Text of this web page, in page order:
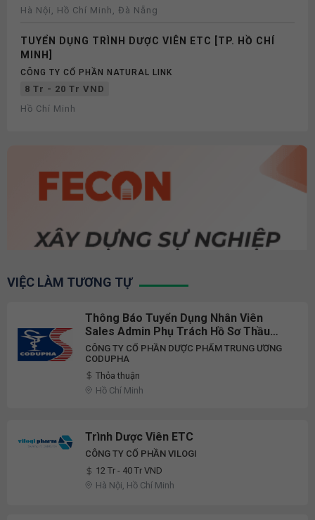
Hà Nội, Hồ Chí Minh, Đà Nẵng
TUYỂN DỤNG TRÌNH DƯỢC VIÊN ETC [TP. HỒ CHÍ
MINH]
CÔNG TY CỔ PHẦN NATURAL LINK
8 Tr - 20 Tr VND
Hồ Chí Minh
VIỆC LÀM TƯƠNG TỰ
Thông Báo Tuyển Dụng Nhân Viên
Sales Admin Phụ Trách Hồ Sơ Thầu
ETC
CÔNG TY CỔ PHẦN DƯỢC PHẨM TRUNG ƯƠNG
CODUPHA
Thỏa thuận
Hồ Chí Minh
Trình Dược Viên ETC
CÔNG TY CỔ PHẦN VILOGI
12 Tr - 40 Tr VND
Hà Nội, Hồ Chí Minh